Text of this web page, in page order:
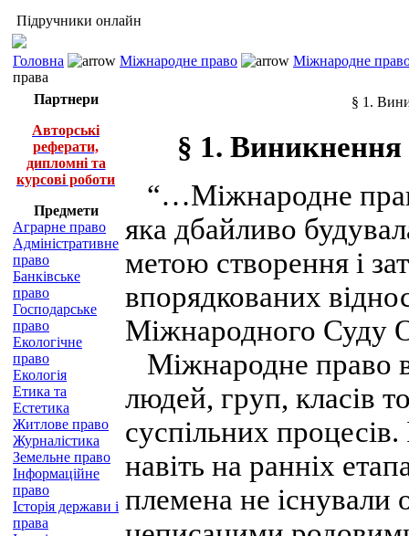
Підручники онлайн
Головна Міжнародне право
Міжнародне
права
Партнери
Авторські
реферати,
дипломні та
курсові роботи
Предмети
Аграрне право
Адміністративне
право
Банківське
право
Господарське
право
Екологічне
право
Екологія
Етика та
Естетика
Житлове право
Журналістика
Земельне право
Інформаційне
право
Історія держави і
права
§ 1.
§ 1. Виникнення
“…Міжнародне
яка дбайливо
метою створення і
впорядкованих
Міжнародного Суду
Міжнародне право
людей, груп, класів
суспільних
навіть на ранніх
племена не існували